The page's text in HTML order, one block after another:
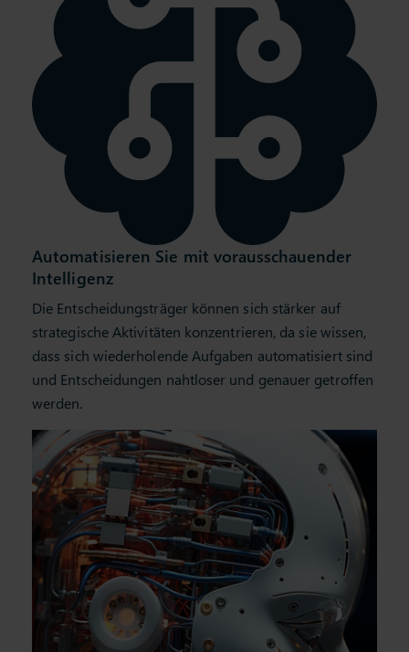
Automatisieren Sie mit vorausschauender
Intelligenz
Die Entscheidungsträger können sich stärker auf
strategische Aktivitäten konzentrieren, da sie wissen,
dass sich wiederholende Aufgaben automatisiert sind
und Entscheidungen nahtloser und genauer getroffen